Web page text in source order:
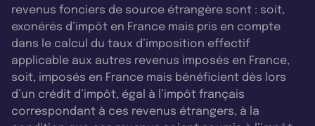
revenus fonciers de source étrangère sont : soit,
exonérés d’impôt en France mais pris en compte
dans le calcul du taux d’imposition effectif
applicable aux autres revenus imposés en France,
soit, imposés en France mais bénéficient dès lors
d’un crédit d’impôt, égal à l’impôt français
correspondant à ces revenus étrangers, à la